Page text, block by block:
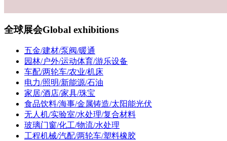
全球展会Global exhibitions
五金/建材/泵阀/暖通
园林/户外/运动体育/游乐设备
车配/两轮车/农业/机床
电力/照明/新能源/石油
家居/酒店/家具/珠宝
食品饮料/海事/金属铸造/太阳能光伏
无人机/实验室/水处理/复合材料
玻璃门窗/化工/物流/水处理
工程机械/汽配/两轮车/塑料橡胶